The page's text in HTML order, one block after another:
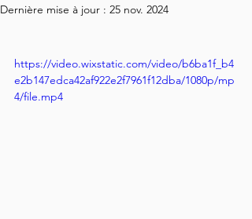
Dernière mise à jour : 25 nov. 2024
https://video.wixstatic.com/video/b6ba1f_b4
e2b147edca42af922e2f7961f12dba/1080p/mp
4/file.mp4